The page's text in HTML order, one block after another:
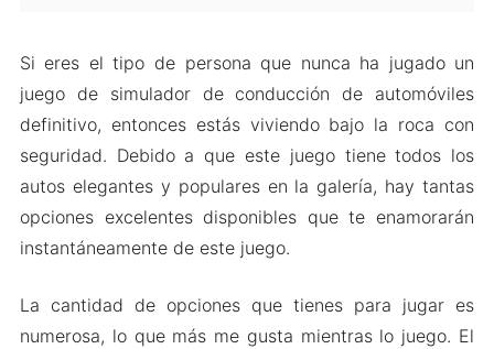
Si eres el tipo de persona que nunca ha jugado un
juego de simulador de conducción de automóviles
definitivo, entonces estás viviendo bajo la roca con
seguridad. Debido a que este juego tiene todos los
autos elegantes y populares en la galería, hay tantas
opciones excelentes disponibles que te enamorarán
instantáneamente de este juego.
La cantidad de opciones que tienes para jugar es
numerosa, lo que más me gusta mientras lo juego. El